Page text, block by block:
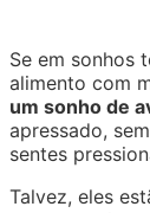
Se em sonhos
alimento com
um sonho de
apressado,
sentes
Talvez, eles